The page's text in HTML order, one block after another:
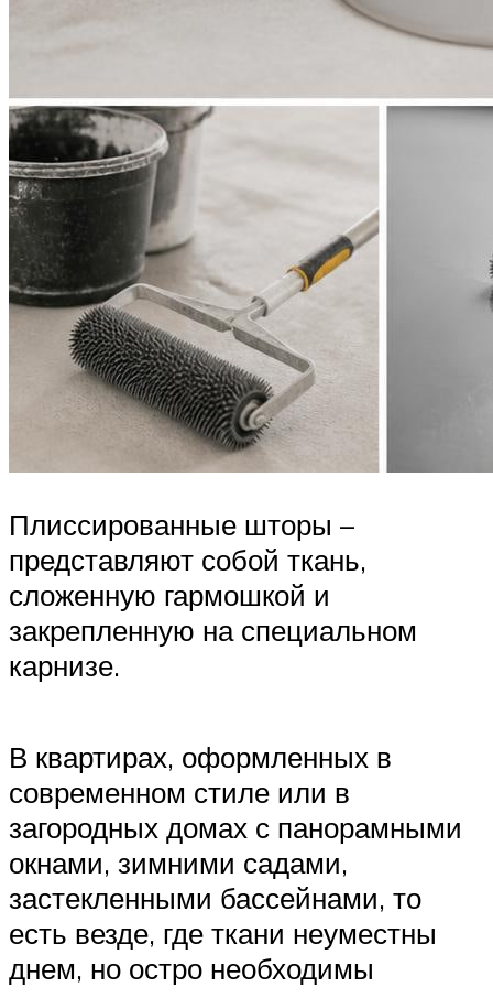
Плиссированные шторы –
представляют собой ткань,
сложенную гармошкой и
закрепленную на специальном
карнизе.
В квартирах, оформленных в
современном стиле или в
загородных домах с панорамными
окнами, зимними садами,
застекленными бассейнами, то
есть везде, где ткани неуместны
днем, но остро необходимы